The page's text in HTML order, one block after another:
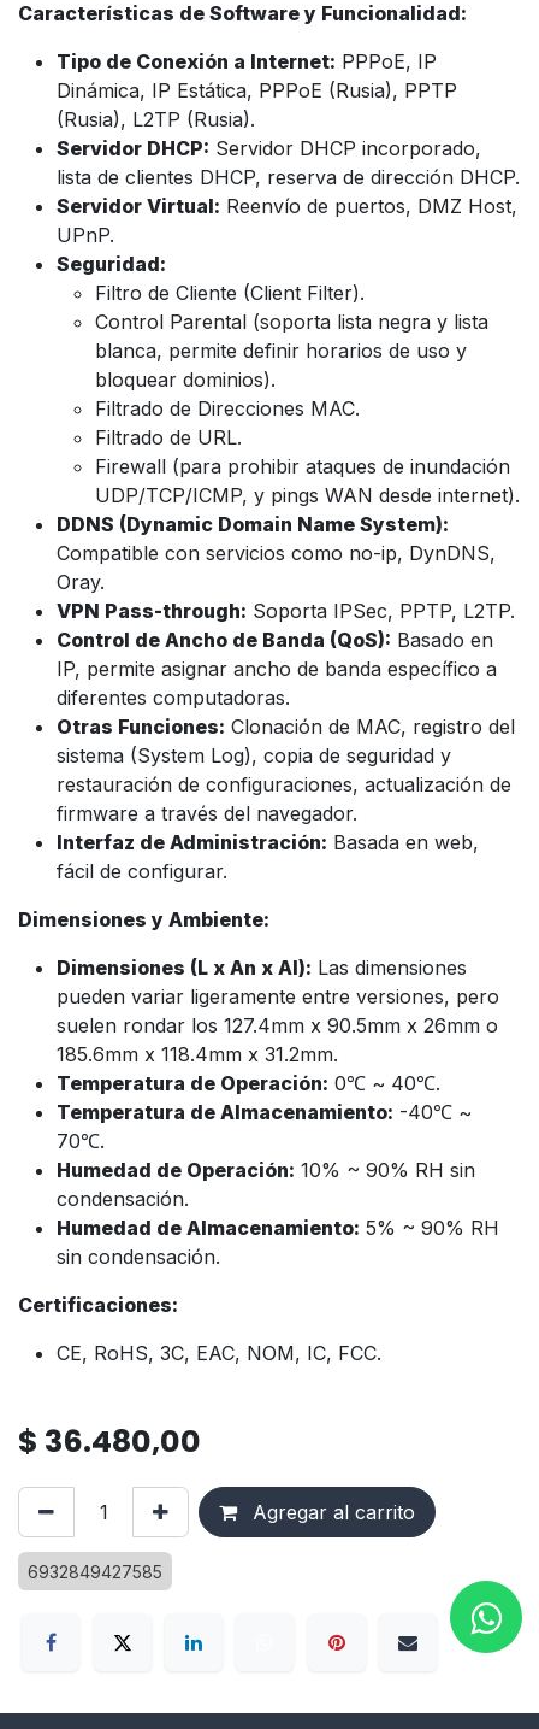
Características de Software y Funcionalidad:
Tipo de Conexión a Internet: PPPoE, IP
Dinámica, IP Estática, PPPoE (Rusia), PPTP
(Rusia), L2TP (Rusia).
Servidor DHCP: Servidor DHCP incorporado,
lista de clientes DHCP, reserva de dirección DHCP.
Servidor Virtual: Reenvío de puertos, DMZ Host,
UPnP.
Seguridad:
Filtro de Cliente (Client Filter).
Control Parental (soporta lista negra y lista
blanca, permite definir horarios de uso y
bloquear dominios).
Filtrado de Direcciones MAC.
Filtrado de URL.
Firewall (para prohibir ataques de inundación
UDP/TCP/ICMP, y pings WAN desde internet).
DDNS (Dynamic Domain Name System):
Compatible con servicios como no-ip, DynDNS,
Oray.
VPN Pass-through: Soporta IPSec, PPTP, L2TP.
Control de Ancho de Banda (QoS): Basado en
IP, permite asignar ancho de banda específico a
diferentes computadoras.
Otras Funciones: Clonación de MAC, registro del
sistema (System Log), copia de seguridad y
restauración de configuraciones, actualización de
firmware a través del navegador.
Interfaz de Administración: Basada en web,
fácil de configurar.
Dimensiones y Ambiente:
Dimensiones (L x An x Al): Las dimensiones
pueden variar ligeramente entre versiones, pero
suelen rondar los 127.4mm x 90.5mm x 26mm o
185.6mm x 118.4mm x 31.2mm.
Temperatura de Operación: 0℃ ~ 40℃.
Temperatura de Almacenamiento: -40℃ ~
70℃.
Humedad de Operación: 10% ~ 90% RH sin
condensación.
Humedad de Almacenamiento: 5% ~ 90% RH
sin condensación.
Certificaciones:
CE, RoHS, 3C, EAC, NOM, IC, FCC.
$ 36.480,00
Agregar al carrito
6932849427585